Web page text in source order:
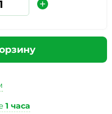
1 часа
сообщений
отзыв», я даю свое
персональных данных, в
от 27.07.2006 года